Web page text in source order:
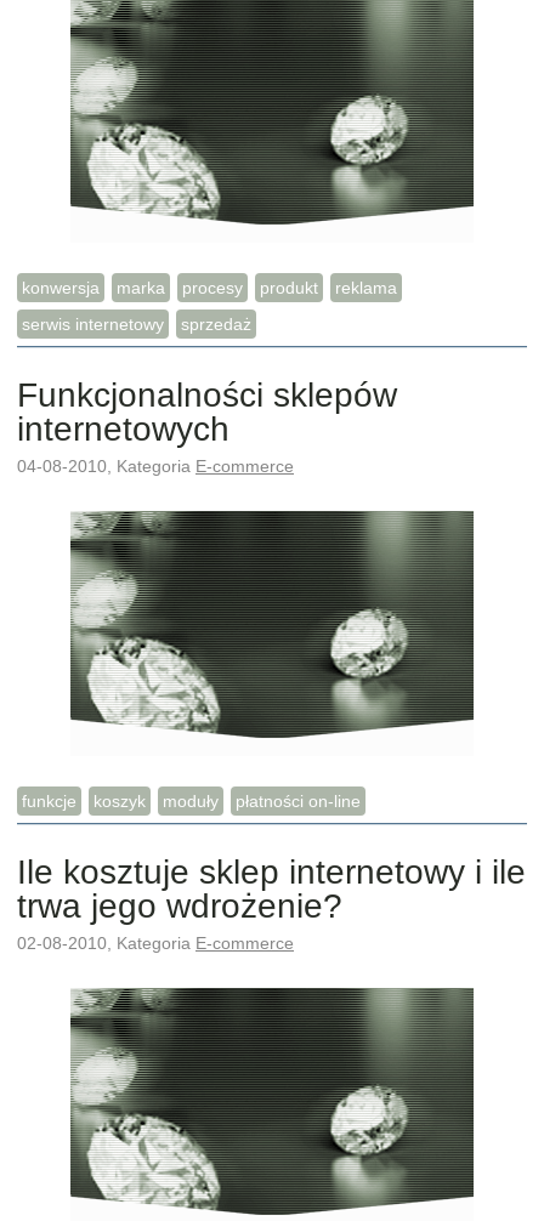
konwersja marka procesy produkt
reklama
serwis internetowy
sprzedaż
Funkcjonalności sklepów
internetowych
04-08-2010, Kategoria E-commerce
funkcje koszyk moduły płatności on-line
Ile kosztuje sklep internetowy i ile
trwa jego wdrożenie?
02-08-2010, Kategoria E-commerce